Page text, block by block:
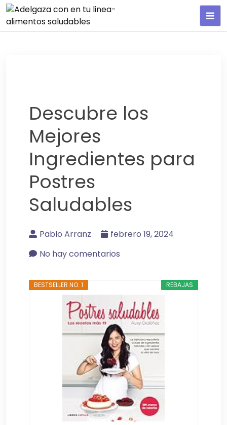
Descubre los
Mejores
Ingredientes para
Postres
Saludables
Pablo Arranz
febrero 19, 2024
No hay comentarios
REBAJAS
BESTSELLER NO. 1